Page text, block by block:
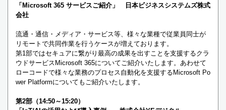
「Microsoft 365 サービスご紹介」 日本ビジネスシステムズ株式
会社
流通・通信・メディア・サービス等、様々な業種で従業員同⼠が
リモートで共同作業を⾏うケースが増えております。
第1部ではセキュアに繋がり最⾼の成果を出すことを⽀援するクラ
ウドサービスMicrosoft 365についてご紹介いたします。あわせて
ローコードで様々な業務のプロセス⾃動化を⽀援するMicrosoft Po
wer Platformについてもご紹介いたします。
第2部（14:50～15:20）